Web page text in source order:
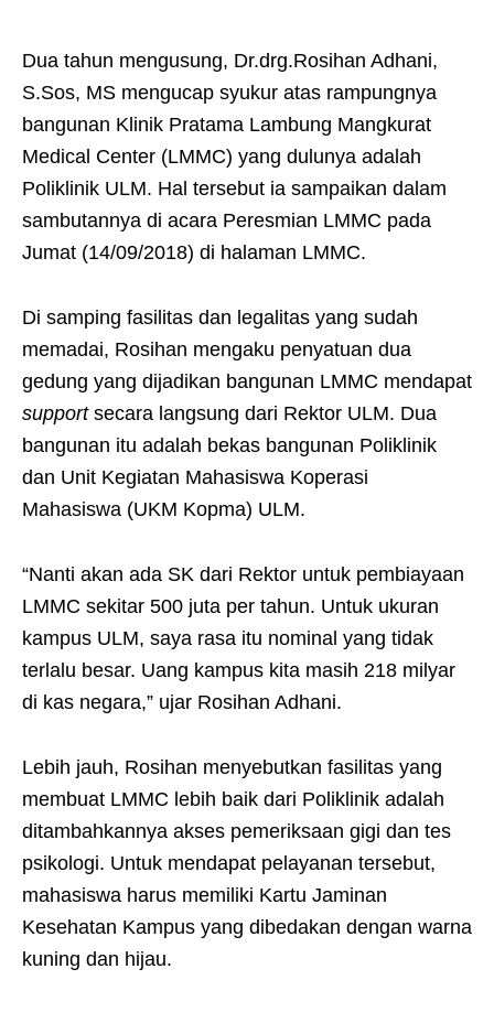
Dua tahun mengusung, Dr.drg.Rosihan Adhani,
S.Sos, MS mengucap syukur atas rampungnya
bangunan Klinik Pratama Lambung Mangkurat
Medical Center (LMMC) yang dulunya adalah
Poliklinik ULM. Hal tersebut ia sampaikan dalam
sambutannya di acara Peresmian LMMC pada
Jumat (14/09/2018) di halaman LMMC.
Di samping fasilitas dan legalitas yang sudah
memadai, Rosihan mengaku penyatuan dua
gedung yang dijadikan bangunan LMMC mendapat
support secara langsung dari Rektor ULM. Dua
bangunan itu adalah bekas bangunan Poliklinik
dan Unit Kegiatan Mahasiswa Koperasi
Mahasiswa (UKM Kopma) ULM.
“Nanti akan ada SK dari Rektor untuk pembiayaan
LMMC sekitar 500 juta per tahun. Untuk ukuran
kampus ULM, saya rasa itu nominal yang tidak
terlalu besar. Uang kampus kita masih 218 milyar
di kas negara,” ujar Rosihan Adhani.
Lebih jauh, Rosihan menyebutkan fasilitas yang
membuat LMMC lebih baik dari Poliklinik adalah
ditambahkannya akses pemeriksaan gigi dan tes
psikologi. Untuk mendapat pelayanan tersebut,
mahasiswa harus memiliki Kartu Jaminan
Kesehatan Kampus yang dibedakan dengan warna
kuning dan hijau.